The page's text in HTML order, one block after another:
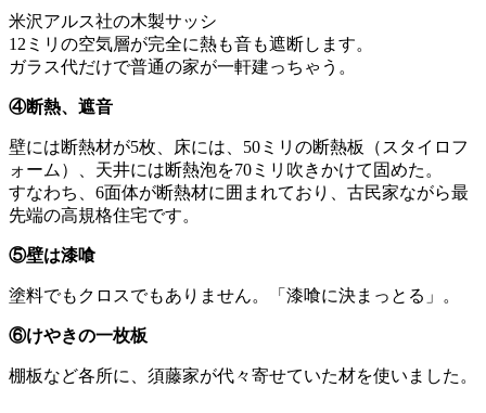
米沢アルス社の木製サッシ
12ミリの空気層が完全に熱も音も遮断します。
ガラス代だけで普通の家が一軒建っちゃう。
④断熱、遮音
壁には断熱材が5枚、床には、50ミリの断熱板（スタイロフ
ォーム）、天井には断熱泡を70ミリ吹きかけて固めた。
すなわち、6面体が断熱材に囲まれており、古民家ながら最
先端の高規格住宅です。
⑤壁は漆喰
塗料でもクロスでもありません。「漆喰に決まっとる」。
⑥けやきの一枚板
棚板など各所に、須藤家が代々寄せていた材を使いました。